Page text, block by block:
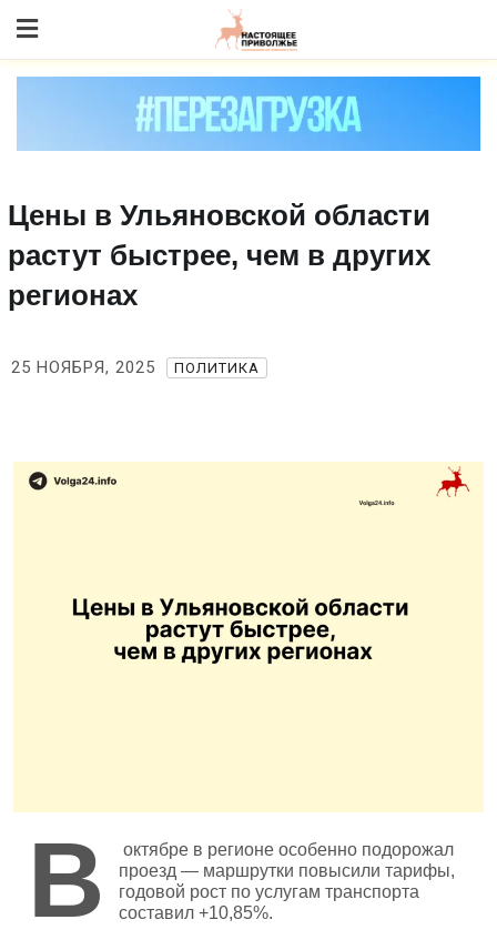
to content
Цены в Ульяновской области
растут быстрее, чем в других
регионах
25 НОЯБРЯ, 2025 ПОЛИТИКА
В
октябре в регионе особенно подорожал
проезд — маршрутки повысили тарифы,
годовой рост по услугам транспорта
составил +10,85%.